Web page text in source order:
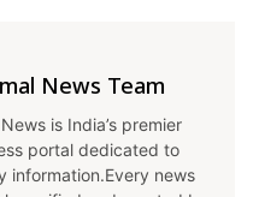
News Team
is India’s premier
portal dedicated to
information.Every news